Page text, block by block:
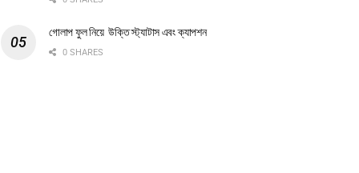
গোলাপ ফুল নিয়ে উক্তি স্ট্যাটাস এবং ক্যাপশন
0 SHARES